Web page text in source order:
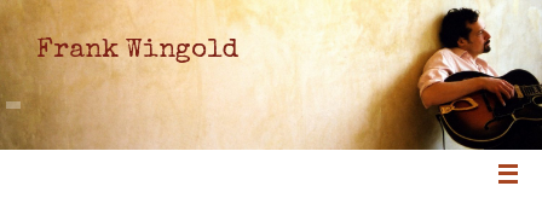
Frank Wingold